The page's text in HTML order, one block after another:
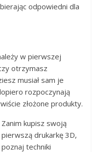
odpowiedni dla
w pierwszej
otrzymasz
musiał sam je
rozpoczynają
złożone produkty.
Zanim kupisz swoją
pierwszą drukarkę 3D,
poznaj techniki